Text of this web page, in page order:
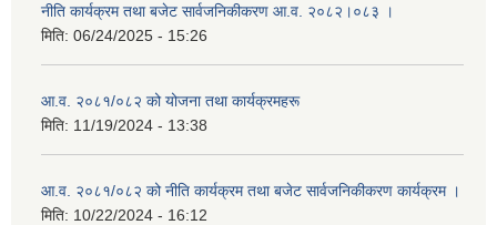
नीति कार्यक्रम तथा बजेट सार्वजनिकीकरण आ.व. २०८२।०८३ ।
मिति: 06/24/2025 - 15:26
आ.व. २०८१/०८२ को योजना तथा कार्यक्रमहरू
मिति: 11/19/2024 - 13:38
आ.व. २०८१/०८२ को नीति कार्यक्रम तथा बजेट सार्वजनिकीकरण कार्यक्रम ।
मिति: 10/22/2024 - 16:12